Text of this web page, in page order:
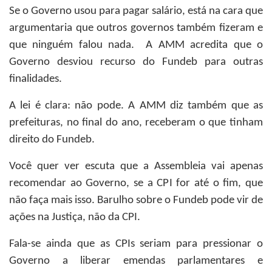
Se o Governo usou para pagar salário, está na cara que
argumentaria que outros governos também fizeram e
que ninguém falou nada. A AMM acredita que o
Governo desviou recurso do Fundeb para outras
finalidades.
A lei é clara: não pode. A AMM diz também que as
prefeituras, no final do ano, receberam o que tinham
direito do Fundeb.
Você quer ver escuta que a Assembleia vai apenas
recomendar ao Governo, se a CPI for até o fim, que
não faça mais isso. Barulho sobre o Fundeb pode vir de
ações na Justiça, não da CPI.
Fala-se ainda que as CPIs seriam para pressionar o
Governo a liberar emendas parlamentares e